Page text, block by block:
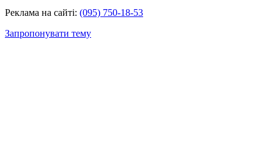
Реклама на сайті: (095) 750-18-53
Запропонувати тему